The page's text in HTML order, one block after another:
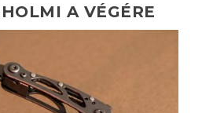
A VÉGÉRE